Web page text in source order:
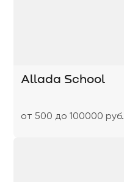
Allada School
от 500 до 100000 руб.